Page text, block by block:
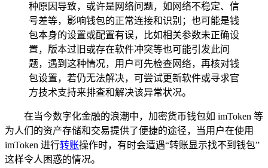
种原因导致，或许是网络问题，如网络不稳定、信
号差等，影响钱包的正常连接和识别；也可能是钱
包本身的设置或配置有误，比如相关参数未正确设
置，版本过旧或存在软件冲突等也可能引发此问
题，遇到这种情况，用户可先检查网络，再核对钱
包设置，若仍无法解决，可尝试更新软件或寻求官
方技术支持来排查和解决该异常状况。
在当今数字化金融的浪潮中，加密货币钱包如 imToken 等
为人们的资产存储和交易提供了便捷的途径，当用户在使用
imToken 进行转账操作时，有时会遭遇“转账显示找不到钱包”
这样令人困惑的情况。